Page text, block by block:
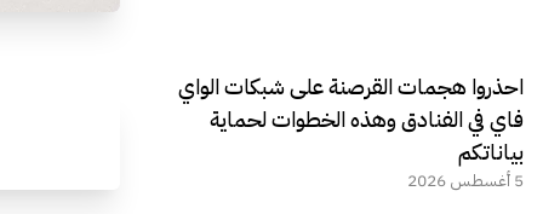
احذروا هجمات القرصنة على شبكات الواي
فاي في الفنادق وهذه الخطوات لحماية
بياناتكم
5 أغسطس 2026